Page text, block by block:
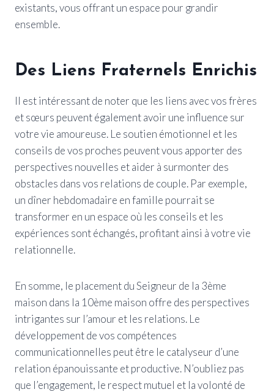
existants, vous offrant un espace pour grandir
ensemble.
Des Liens Fraternels Enrichis
Il est intéressant de noter que les liens avec vos frères
et sœurs peuvent également avoir une influence sur
votre vie amoureuse. Le soutien émotionnel et les
conseils de vos proches peuvent vous apporter des
perspectives nouvelles et aider à surmonter des
obstacles dans vos relations de couple. Par exemple,
un dîner hebdomadaire en famille pourrait se
transformer en un espace où les conseils et les
expériences sont échangés, profitant ainsi à votre vie
relationnelle.
En somme, le placement du Seigneur de la 3ème
maison dans la 10ème maison offre des perspectives
intrigantes sur l’amour et les relations. Le
développement de vos compétences
communicationnelles peut être le catalyseur d’une
relation épanouissante et productive. N’oubliez pas
que l’engagement, le respect mutuel et la volonté de